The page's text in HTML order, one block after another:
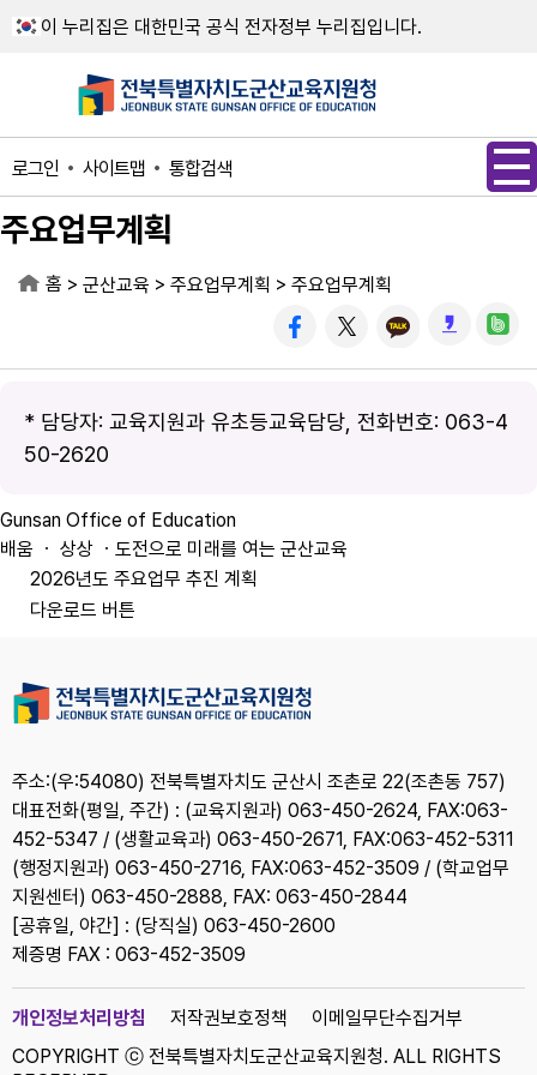
이 누리집은 대한민국 공식 전자정부 누리집입니다.
로그인 사이트맵 통합검색
주요업무계획
홈 > 군산교육 > 주요업무계획 > 주요업무계획
* 담당자: 교육지원과 유초등교육담당, 전화번호: 063-4
50-2620
Gunsan Office of Education
배움 ㆍ 상상 ㆍ도전으로 미래를 여는 군산교육
2026년도 주요업무 추진 계획
다운로드 버튼
주소:(우:54080) 전북특별자치도 군산시 조촌로 22(조촌동 757)
대표전화(평일, 주간) : (교육지원과) 063-450-2624, FAX:063-
452-5347 / (생활교육과) 063-450-2671, FAX:063-452-5311
(행정지원과) 063-450-2716, FAX:063-452-3509 / (학교업무
지원센터) 063-450-2888, FAX: 063-450-2844
[공휴일, 야간] : (당직실) 063-450-2600
제증명 FAX : 063-452-3509
개인정보처리방침 저작권보호정책
이메일무단수집거부
COPYRIGHT ⓒ 전북특별자치도군산교육지원청. ALL RIGHTS